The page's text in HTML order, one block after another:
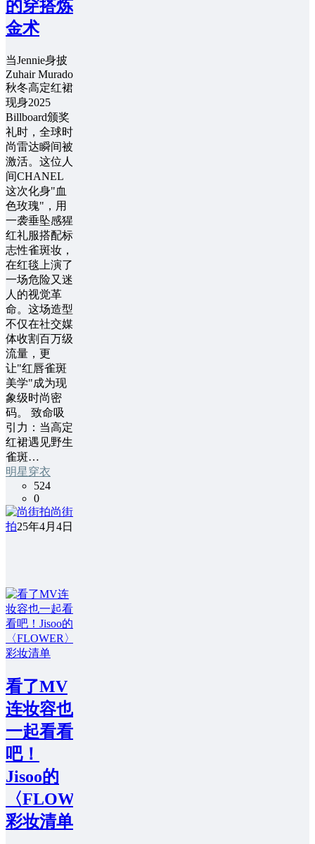
的穿搭炼
金术
当Jennie身披
Zuhair Murado
秋冬高定红裙
现身2025
Billboard颁奖
礼时，全球时
尚雷达瞬间被
激活。这位人
间CHANEL
这次化身"血
色玫瑰"，用
一袭垂坠感猩
红礼服搭配标
志性雀斑妆，
在红毯上演了
一场危险又迷
人的视觉革
命。这场造型
不仅在社交媒
体收割百万级
流量，更
让"红唇雀斑
美学"成为现
象级时尚密
码。 ​​致命吸
引力：当高定
红裙遇见野生
雀斑​…
明星穿衣
524
0
尚街
拍25年4月4日
看了MV
连妆容也
一起看看
吧！
Jisoo的
〈FLOWER〉
彩妆清单